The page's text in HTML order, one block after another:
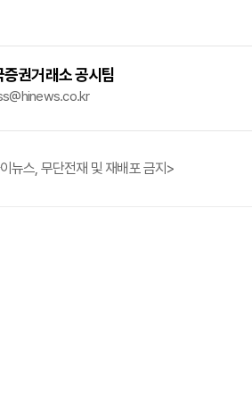
증권거래소 공시팀
뉴스, 무단전재 및 재배포 금지>